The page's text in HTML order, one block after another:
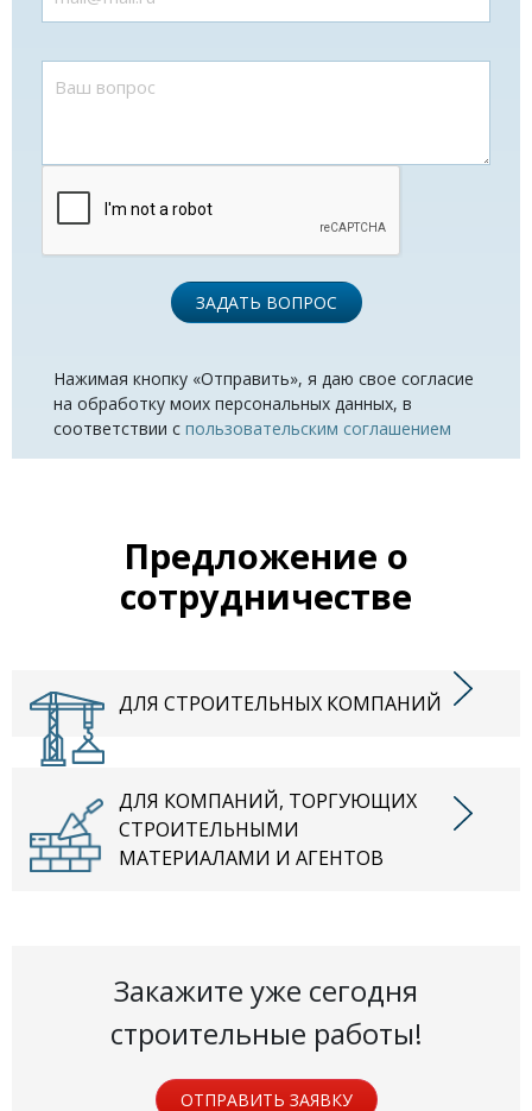
ЗАДАТЬ ВОПРОС
Нажимая кнопку «Отправить», я даю свое согласие
на обработку моих персональных данных, в
соответствии с пользовательским соглашением
Предложение о
сотрудничестве
ДЛЯ СТРОИТЕЛЬНЫХ КОМПАНИЙ
ДЛЯ КОМПАНИЙ, ТОРГУЮЩИХ
СТРОИТЕЛЬНЫМИ
МАТЕРИАЛАМИ И АГЕНТОВ
Закажите уже сегодня
строительные работы!
ОТПРАВИТЬ ЗАЯВКУ